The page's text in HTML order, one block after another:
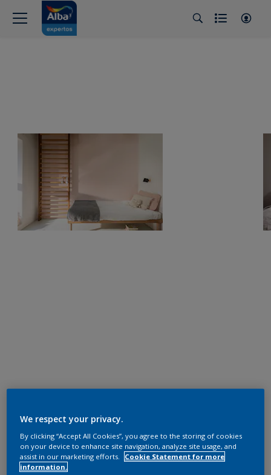
We respect your privacy.
By clicking “Accept All Cookies”, you agree to the storing of cookies
on your device to enhance site navigation, analyze site usage, and
assist in our marketing efforts.
Cookie Statement for more
information.